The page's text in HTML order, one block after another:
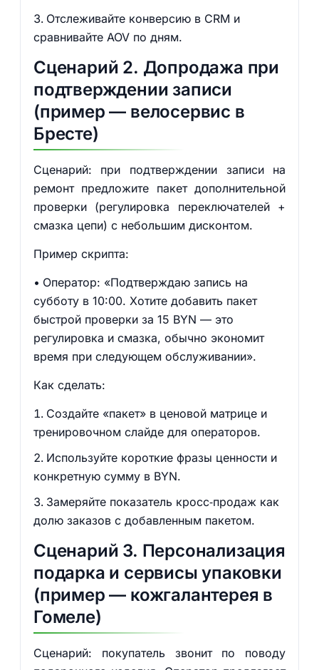
Отслеживайте конверсию в CRM и
сравнивайте AOV по дням.
Сценарий 2. Допродажа при
подтверждении записи
(пример — велосервис в
Бресте)
Сценарий: при подтверждении записи на
ремонт предложите пакет дополнительной
проверки (регулировка переключателей +
смазка цепи) с небольшим дисконтом.
Пример скрипта:
Оператор: «Подтверждаю запись на
субботу в 10:00. Хотите добавить пакет
быстрой проверки за 15 BYN — это
регулировка и смазка, обычно экономит
время при следующем обслуживании».
Как сделать:
Создайте «пакет» в ценовой матрице и
тренировочном слайде для операторов.
Используйте короткие фразы ценности и
конкретную сумму в BYN.
Замеряйте показатель кросс‑продаж как
долю заказов с добавленным пакетом.
Сценарий 3. Персонализация
подарка и сервисы упаковки
(пример — кожгалантерея в
Гомеле)
Сценарий: покупатель звонит по поводу